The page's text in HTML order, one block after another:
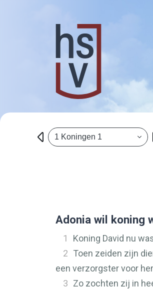
1 Koningen 1
Adonia wil koning
1 Koning David nu
2 Toen zeiden zijn
een verzorgster voor
3 Zo zochten zij in